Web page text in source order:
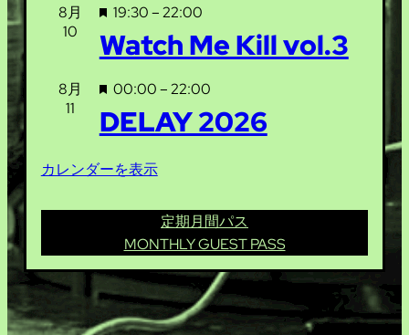
8月
10
注
目
19:30–22:00
Watch Me Kill vol.3
8月
11
注
目
00:00–22:00
DELAY 2026
カレンダーを表示
定期月間パス
MONTHLY GUEST PASS